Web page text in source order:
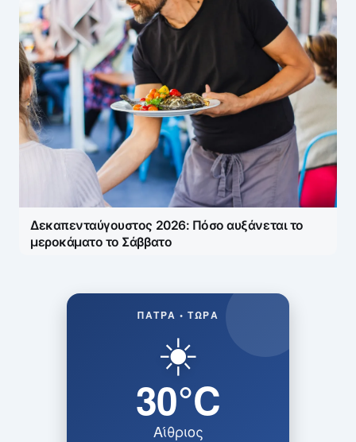
Δεκαπενταύγουστος 2026: Πόσο αυξάνεται το
μεροκάματο το Σάββατο
ΠΆΤΡΑ • ΤΏΡΑ
☀️
30°C
Αίθριος